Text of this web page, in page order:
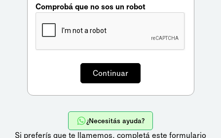
Comprobá que no sos un robot
¿Necesitás ayuda?
Si preferís que te llamemos, completá este formulario